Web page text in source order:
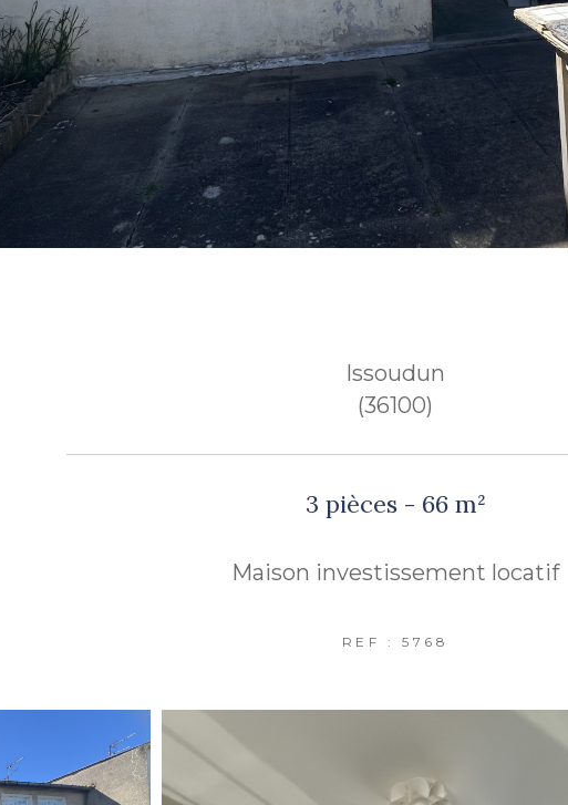
Issoudun
(36100)
3 pièces - 66 m²
Maison investissement locatif
REF : 5768